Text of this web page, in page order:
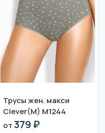
Трусы жен. макси
Clever(M) M1244
от379 ₽